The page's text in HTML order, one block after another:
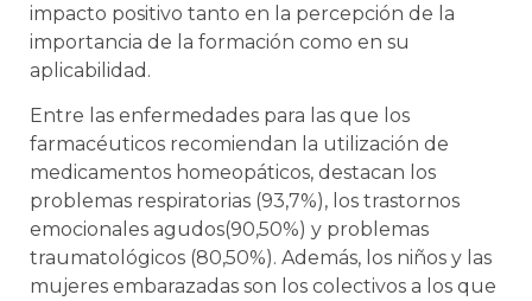
impacto positivo tanto en la percepción de la
importancia de la formación como en su
aplicabilidad.
Entre las enfermedades para las que los
farmacéuticos recomiendan la utilización de
medicamentos homeopáticos, destacan los
problemas respiratorias (93,7%), los trastornos
emocionales agudos(90,50%) y problemas
traumatológicos (80,50%). Además, los niños y las
mujeres embarazadas son los colectivos a los que